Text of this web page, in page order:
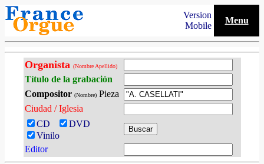
Version
Mobile
Menu
Organista (Nombre Apellido)
Título de la grabación
Compositor (Nombre)Pieza
Ciudad / Iglesia
CD
DVD
Vinilo
Editor